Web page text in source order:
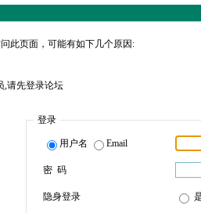
此页面，可能有如下几个原因:
,请先登录论坛
登录
用户名 Email
密 码
隐身登录